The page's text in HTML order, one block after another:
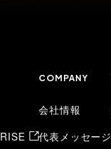
COMPANY
会社情報
代表メッセージ